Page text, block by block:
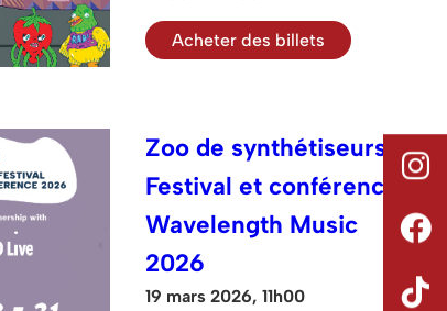
Acheter des billets
Zoo de synthétiseurs :
Festival et conférence
Wavelength Music
2026
19 mars 2026, 11h00